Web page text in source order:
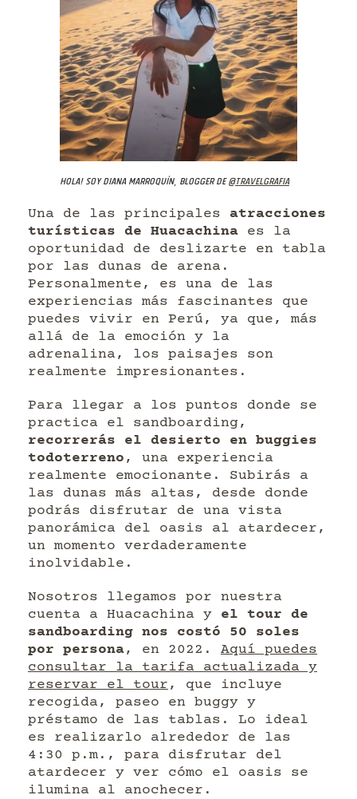
Hola! Soy Diana Marroquín, blogger de@travelgrafia
Una de las principales atracciones
turísticas de Huacachina es la
oportunidad de deslizarte en tabla
por las dunas de arena.
Personalmente, es una de las
experiencias más fascinantes que
puedes vivir en Perú, ya que, más
allá de la emoción y la
adrenalina, los paisajes son
realmente impresionantes.
Para llegar a los puntos donde se
practica el sandboarding,
recorrerás el desierto en buggies
todoterreno , una experiencia
realmente emocionante. Subirás a
las dunas más altas, desde donde
podrás disfrutar de una vista
panorámica del oasis al atardecer,
un momento verdaderamente
inolvidable.
Nosotros llegamos por nuestra
cuenta a Huacachina y el tour de
sandboarding nos costó 50 soles
por persona, en 2022. Aquí puedes
consultar la tarifa actualizada y
reservar el tour , que incluye
recogida, paseo en buggy y
préstamo de las tablas. Lo ideal
es realizarlo alrededor de las
4:30 p.m., para disfrutar del
atardecer y ver cómo el oasis se
ilumina al anochecer.